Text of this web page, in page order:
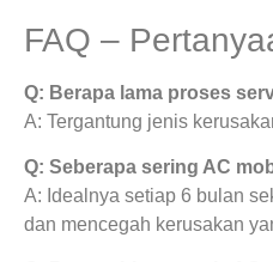
FAQ –
Q: Berapa lama proses
A: Tergantung jenis
Q: Seberapa sering AC
A: Idealnya setiap 6 bulan
dan mencegah kerusakan